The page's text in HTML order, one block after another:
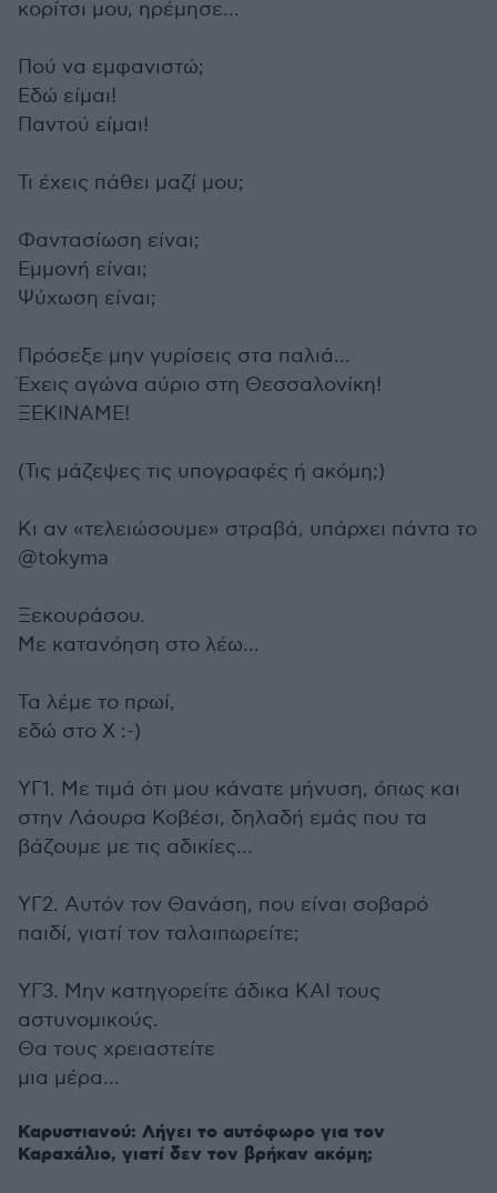
κορίτσι μου, ηρέμησε...
Πού να εμφανιστώ;
Εδώ είμαι!
Παντού είμαι!
Τι έχεις πάθει μαζί μου;
Φαντασίωση είναι;
Εμμονή είναι;
Ψύχωση είναι;
Πρόσεξε μην γυρίσεις στα παλιά...
Έχεις αγώνα αύριο στη Θεσσαλονίκη!
ΞΕΚΙΝΑΜΕ!
(Τις μάζεψες τις υπογραφές ή ακόμη;)
Κι αν «τελειώσουμε» στραβά, υπάρχει πάντα το
@tokyma
Ξεκουράσου.
Με κατανόηση στο λέω...
Τα λέμε το πρωί,
εδώ στο Χ :-)
ΥΓ1. Με τιμά ότι μου κάνατε μήνυση, όπως και
στην Λάουρα Κοβέσι, δηλαδή εμάς που τα
βάζουμε με τις αδικίες...
ΥΓ2. Αυτόν τον Θανάση, που είναι σοβαρό
παιδί, γιατί τον ταλαιπωρείτε;
ΥΓ3. Μην κατηγορείτε άδικα ΚΑΙ τους
αστυνομικούς.
Θα τους χρειαστείτε
μια μέρα...
Καρυστιανού: Λήγει το αυτόφωρο για τον
Καραχάλιο, γιατί δεν τον βρήκαν ακόμη;